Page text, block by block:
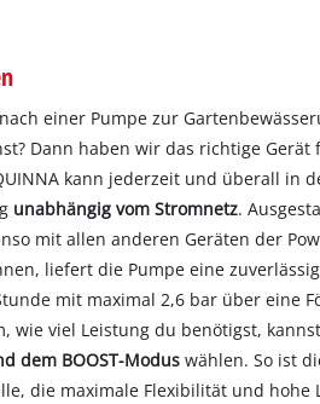
einer Pumpe zur
Dann haben wir das richtige Gerät
kann jederzeit und überall in
unabhängig vom Stromnetz.
mit allen anderen Geräten der
liefert die Pumpe eine
mit maximal 2,6 bar über eine
wie viel Leistung du benötigst,
dem BOOST-Modus wählen. So ist
die maximale Flexibilität und hohe